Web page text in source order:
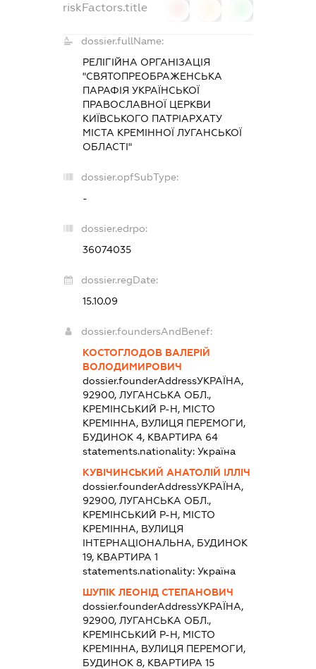
riskFactors.title
dossier.fullName:
РЕЛІГІЙНА ОРГАНІЗАЦІЯ
"СВЯТОПРЕОБРАЖЕНСЬКА
ПАРАФІЯ УКРАЇНСЬКОЇ
ПРАВОСЛАВНОЇ ЦЕРКВИ
КИЇВСЬКОГО ПАТРІАРХАТУ
МІСТА КРЕМІННОЇ ЛУГАНСЬКОЇ
ОБЛАСТІ"
dossier.opfSubType:
-
dossier.edrpo:
36074035
dossier.regDate:
15.10.09
dossier.foundersAndBenef:
КОСТОГЛОДОВ ВАЛЕРІЙ
ВОЛОДИМИРОВИЧ
dossier.founderAddressУКРАЇНА,
92900, ЛУГАНСЬКА ОБЛ.,
КРЕМІНСЬКИЙ Р-Н, МІСТО
КРЕМІННА, ВУЛИЦЯ ПЕРЕМОГИ,
БУДИНОК 4, КВАРТИРА 64
statements.nationality: Україна
КУВІЧИНСЬКИЙ АНАТОЛІЙ ІЛЛІЧ
dossier.founderAddressУКРАЇНА,
92900, ЛУГАНСЬКА ОБЛ.,
КРЕМІНСЬКИЙ Р-Н, МІСТО
КРЕМІННА, ВУЛИЦЯ
ІНТЕРНАЦІОНАЛЬНА, БУДИНОК
19, КВАРТИРА 1
statements.nationality: Україна
ШУПІК ЛЕОНІД СТЕПАНОВИЧ
dossier.founderAddressУКРАЇНА,
92900, ЛУГАНСЬКА ОБЛ.,
КРЕМІНСЬКИЙ Р-Н, МІСТО
КРЕМІННА, ВУЛИЦЯ ПЕРЕМОГИ,
БУДИНОК 8, КВАРТИРА 15